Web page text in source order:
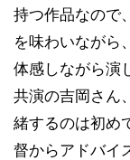
持つ作品なので
を味わいながら
体感しながら演
共演の吉岡さん
緒するのは初め
督からアドバイ